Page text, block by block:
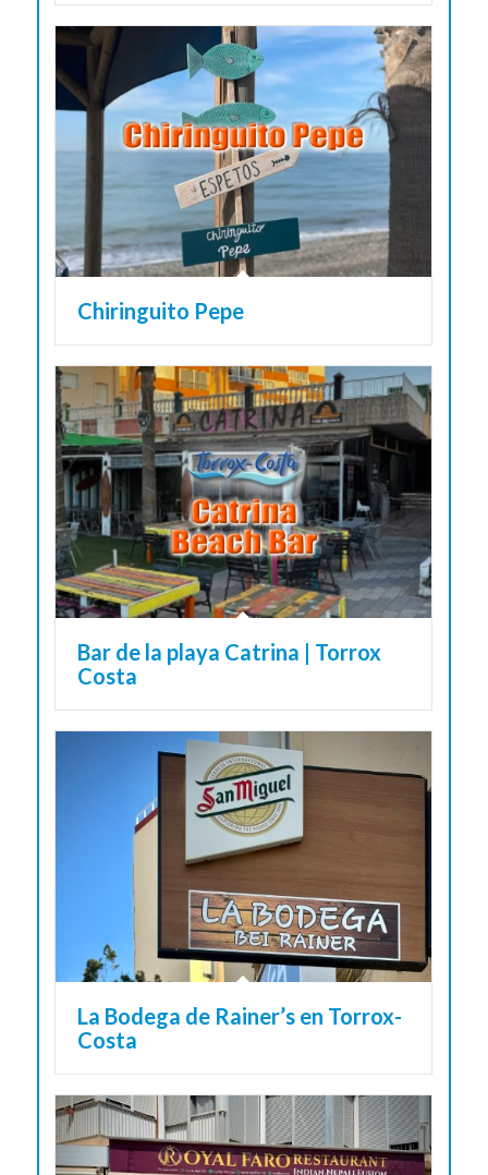
Chiringuito Pepe
Bar de la playa Catrina | Torrox
Costa
La Bodega de Rainer’s en Torrox-
Costa